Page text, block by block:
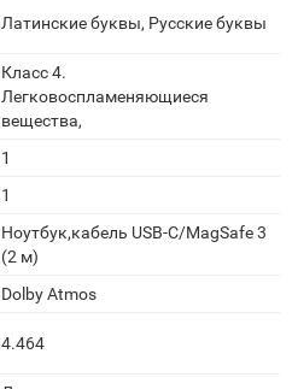
Латинские буквы, Русские буквы
Класс 4.
Легковоспламеняющиеся
вещества,
1
1
Ноутбук,кабель USB-C/MagSafe 3
(2 м)
Dolby Atmos
4.464